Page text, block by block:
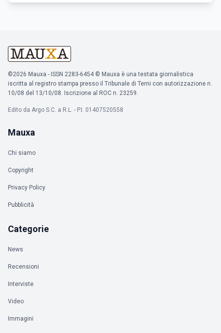
©2026 Mauxa - ISSN 2283-6454 © Mauxa è una testata giornalistica
iscritta al registro stampa presso il Tribunale di Terni con autorizzazione n.
10/08 del 13/10/08. Iscrizione al ROC n. 23259.
Edito da Argo S.C. a R.L. - P.I. 01407520558
Mauxa
Chi siamo
Copyright
Privacy Policy
Pubblicità
Categorie
News
Recensioni
Interviste
Video
Immagini